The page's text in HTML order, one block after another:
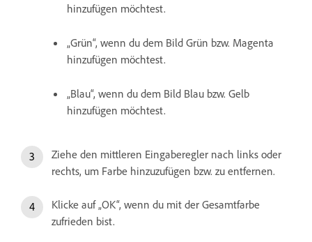
hinzufügen möchtest.
„Grün“, wenn du dem Bild Grün bzw. Magenta
hinzufügen möchtest.
„Blau“, wenn du dem Bild Blau bzw. Gelb
hinzufügen möchtest.
Ziehe den mittleren Eingaberegler nach links oder
rechts, um Farbe hinzuzufügen bzw. zu entfernen.
Klicke auf „OK“, wenn du mit der Gesamtfarbe
zufrieden bist.